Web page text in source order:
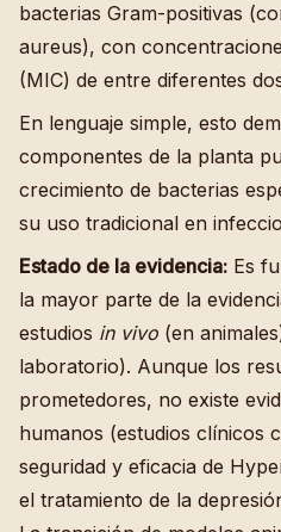
bacterias Gram-positivas
aureus), con
(MIC) de entre diferentes
En lenguaje simple, esto
componentes de la planta
crecimiento de bacterias
su uso tradicional en
Estado de la evidencia: Es
la mayor parte de la
estudios in vivo (en
laboratorio). Aunque los
prometedores, no existe
humanos (estudios clínicos
seguridad y eficacia de
el tratamiento de la